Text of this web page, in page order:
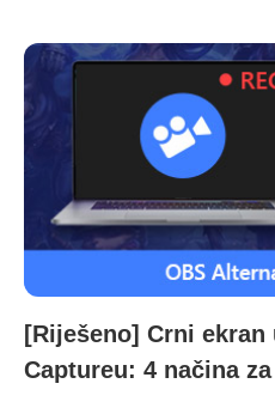
[Riješeno] Crni ekran
Captureu: 4 načina